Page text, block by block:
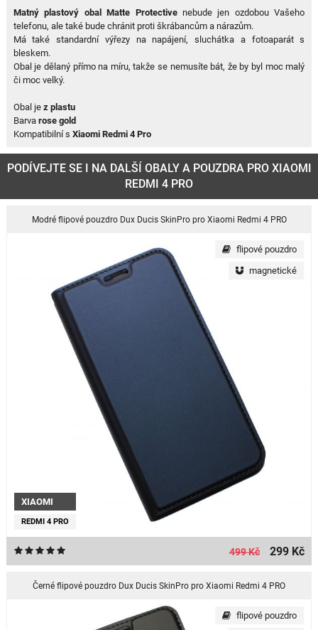
Matný plastový obal Matte Protectivenebude jen ozdobou Vašeho
telefonu, ale také bude chránit proti škrábancům a nárazům.
Má také standardní výřezy na napájení, sluchátka a fotoaparát s
bleskem.
Obal je dělaný přímo na míru, takže se nemusíte bát, že by byl moc malý
či moc velký.
Obal je z plastu
Barvarose gold
Kompatibilní s Xiaomi Redmi 4 Pro
PODÍVEJTE SE I NA DALŠÍ OBALY A POUZDRA PRO XIAOMI
REDMI 4 PRO
Modré flipové pouzdro Dux Ducis SkinPro pro Xiaomi Redmi 4 PRO
XIAOMI
REDMI 4 PRO
flipové pouzdro
magnetické
499 Kč 299 Kč
Černé flipové pouzdro Dux Ducis SkinPro pro Xiaomi Redmi 4 PRO
flipové pouzdro